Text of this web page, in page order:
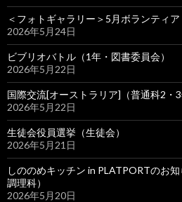
＜フォトギャラリー＞5月ボランティア
2026年5月24日
ビブリオバトル（1年・図書委員会）
2026年5月22日
国際交流[オーストラリア]（普通科2・3
2026年5月22日
生徒会役員選挙（生徒会）
2026年5月21日
しののめキッチン in PLATPORTのお
調理科）
2026年5月20日